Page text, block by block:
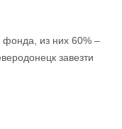
фонда, из них 60% –
завезти